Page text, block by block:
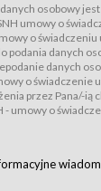
korzystania z
Założenie konta w
Serwisu
postanowień
jest do
z Serwisu.
Usługobiorcom
z Usług
osobowy
umowy o
o świadczeniu
podania danych
danych
o świadczenie
przez Pana/-ią
- umowy o